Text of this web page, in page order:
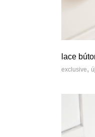
lace
exclusive,